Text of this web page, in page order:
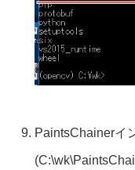
PaintsChainerイ